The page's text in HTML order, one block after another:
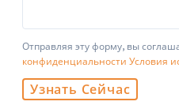
Отправляя эту форму, вы
конфиденциальности Условия
Узнать Сейчас